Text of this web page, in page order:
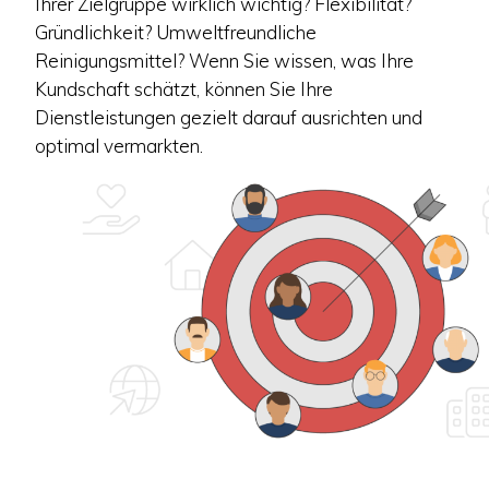
Gründlichkeit? Umweltfreundliche
Reinigungsmittel? Wenn Sie wissen, was Ihre
Kundschaft schätzt, können Sie Ihre
Dienstleistungen gezielt darauf ausrichten und
optimal vermarkten.